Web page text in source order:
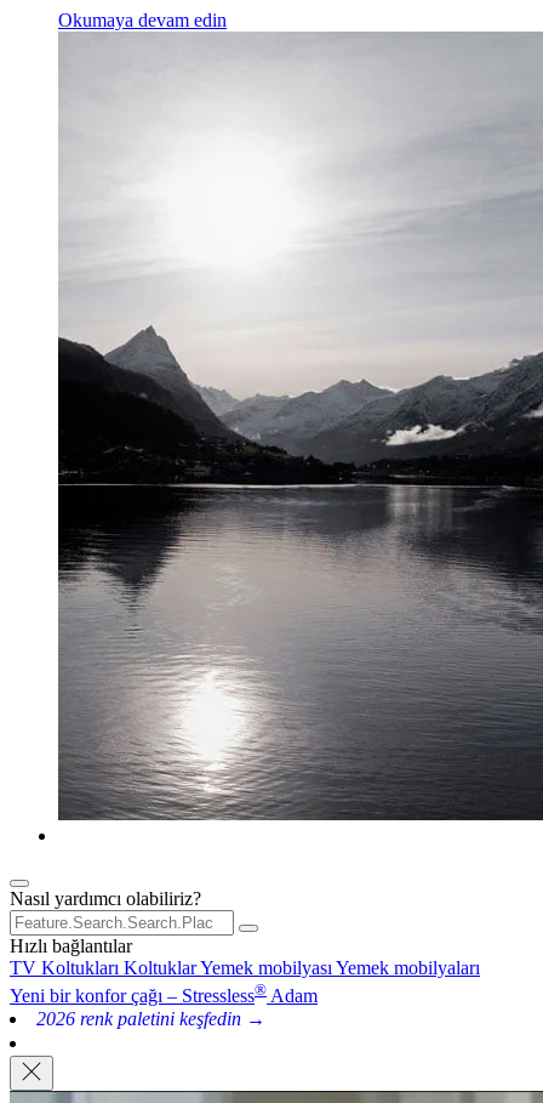
Okumaya devam edin
Nasıl yardımcı olabiliriz?
Hızlı bağlantılar
TV Koltukları KoltuklarYemek mobilyası Yemek mobilyaları
Yeni bir konfor çağı – Stressless® Adam
2026 renk paletini keşfedin →